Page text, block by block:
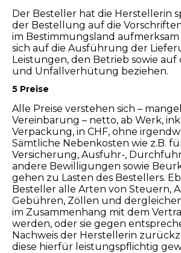
Der Besteller hat die Herstellerin
der Bestellung auf die
im Bestimmungsland aufmerksam
sich auf die Ausführung der
Leistungen, den Betrieb sowie auf
und Unfallverhütung beziehen.
5 Preise
Alle Preise verstehen sich –
Vereinbarung – netto, ab Werk,
Verpackung, in CHF, ohne
Sämtliche Nebenkosten wie z.B.
Versicherung, Ausfuhr-,
andere Bewilligungen sowie
gehen zu Lasten des Bestellers.
Besteller alle Arten von Steuern,
Gebühren, Zöllen und
im Zusammenhang mit dem
werden, oder sie gegen
Nachweis der Herstellerin
diese hierfür leistungspflichtig